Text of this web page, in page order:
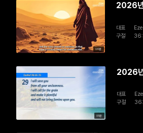
04분
2026
God
대표
구절
05분
2026
Past
대표
구절